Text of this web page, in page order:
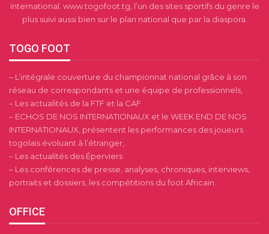
international. www.togofoot.tg, l’un des sites sportifs du genre le
plus suivi aussi bien sur le plan national que par la diaspora.
TOGO FOOT
– L’intégrale couverture du championnat national grâce à son
réseau de correspondants et une équipe de professionnels,
– Les actualités de la FTF et la CAF
– ECHOS DE NOS INTERNATIONAUX et le WEEK END DE NOS
INTERNATIONAUX, présentent les performances des joueurs
togolais évoluant à l’étranger,
– Les actualités des Éperviers
– Les conférences de presse, analyses, chroniques, interviews,
portraits et dossiers, les compétitions du foot Africain.
OFFICE